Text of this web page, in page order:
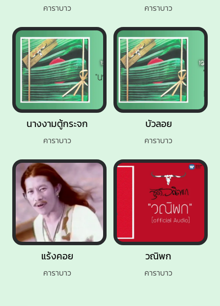
นางงามตู้กระจก
คาราบาว
แร้งคอย
คาราบาว
วณิพก
คาราบาว
คาราบาว
บัวลอย
คาราบาว
คาราบาว